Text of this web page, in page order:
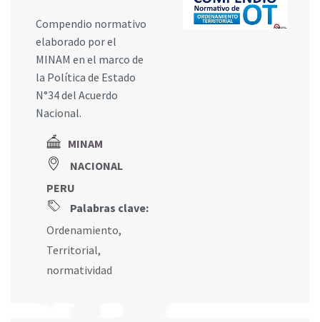
Compendio normativo
elaborado por el
MINAM en el marco de
la Política de Estado
N°34 del Acuerdo
Nacional.
MINAM
NACIONAL
PERU
Palabras clave:
Ordenamiento,
Territorial,
normatividad